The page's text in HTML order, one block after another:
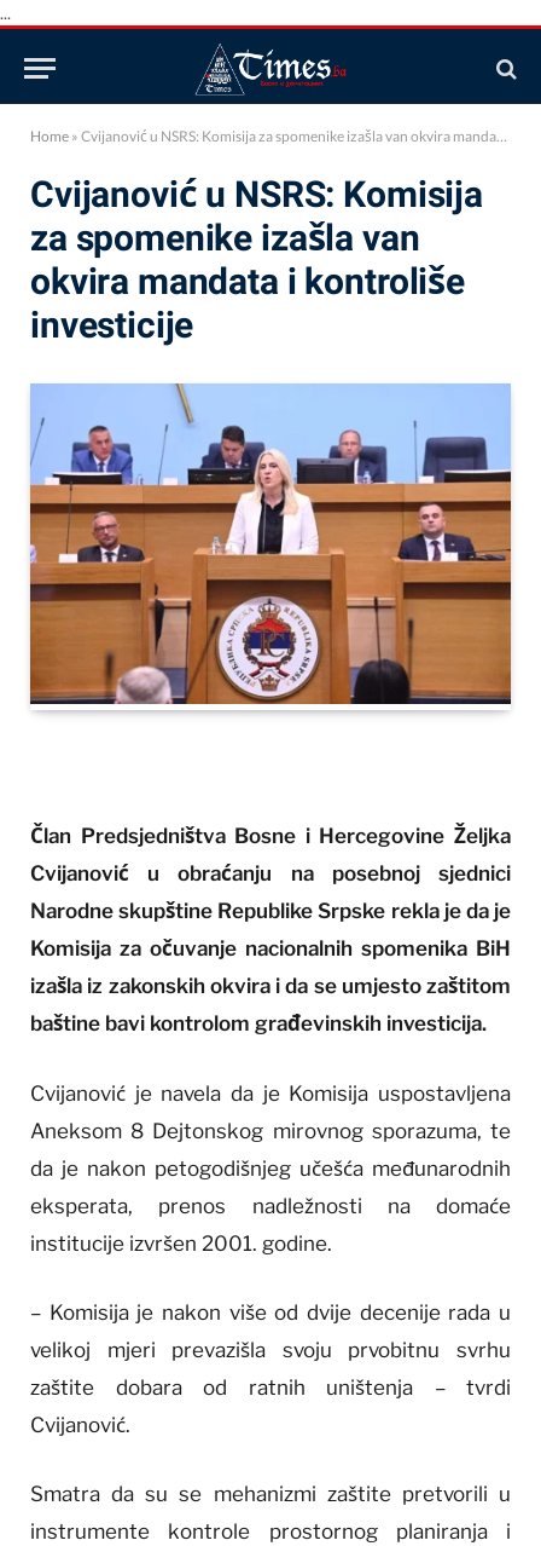
...
Home » Cvijanović u NSRS: Komisija za spomenike izašla van okvira mandata i kontroliše investicije
Cvijanović u NSRS: Komisija
za spomenike izašla van
okvira mandata i kontroliše
investicije
Član Predsjedništva Bosne i Hercegovine Željka
Cvijanović u obraćanju na posebnoj sjednici
Narodne skupštine Republike Srpske rekla je da je
Komisija za očuvanje nacionalnih spomenika BiH
izašla iz zakonskih okvira i da se umjesto zaštitom
baštine bavi kontrolom građevinskih investicija.
Cvijanović je navela da je Komisija uspostavljena
Aneksom 8 Dejtonskog mirovnog sporazuma, te
da je nakon petogodišnjeg učešća međunarodnih
eksperata, prenos nadležnosti na domaće
institucije izvršen 2001. godine.
– Komisija je nakon više od dvije decenije rada u
velikoj mjeri prevazišla svoju prvobitnu svrhu
zaštite dobara od ratnih uništenja – tvrdi
Cvijanović.
Smatra da su se mehanizmi zaštite pretvorili u
instrumente kontrole prostornog planiranja i